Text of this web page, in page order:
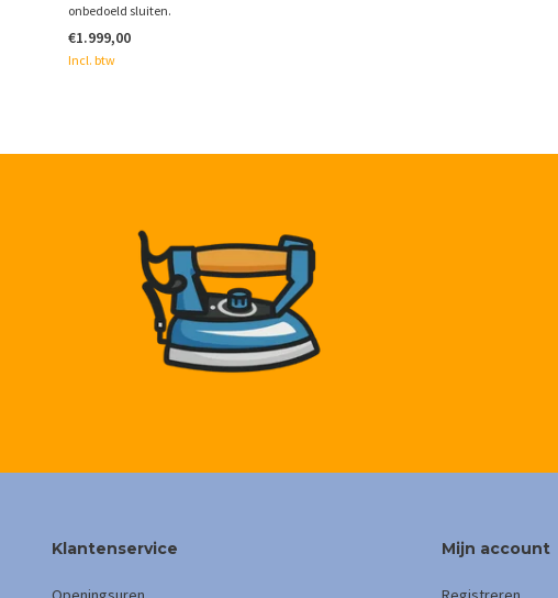
onbedoeld sluiten.
€1.999,00
Incl. btw
Klantenservice Mijn account